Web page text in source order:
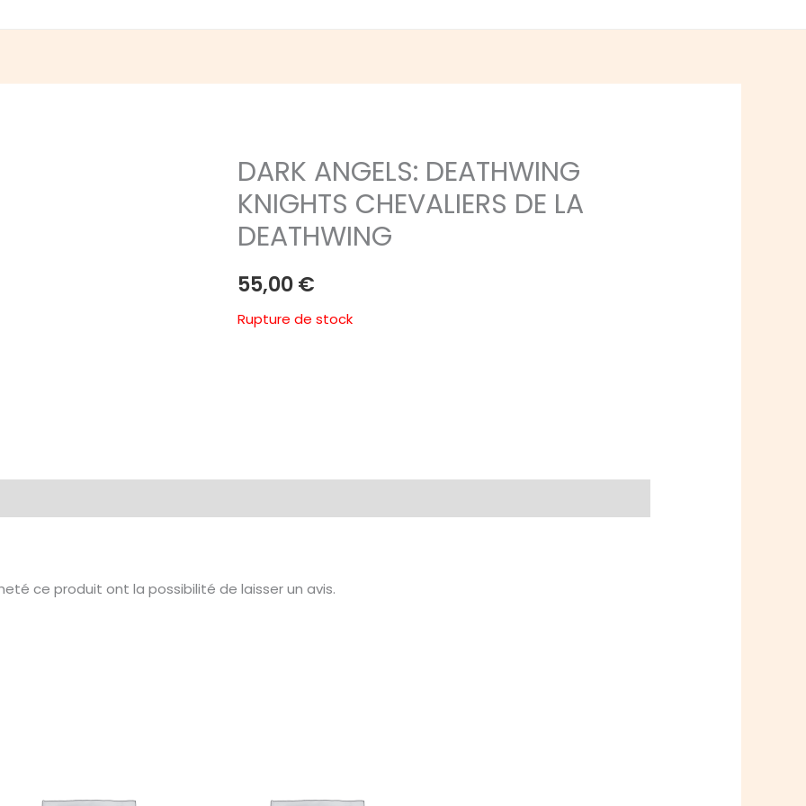
DARK ANGELS: DEATHWING
KNIGHTS CHEVALIERS DE LA
DEATHWING
55,00€
Rupture de stock
ce produit ont la possibilité de laisser un avis.